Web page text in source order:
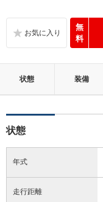
無
料
状態 装備
状態
年式
走行距離